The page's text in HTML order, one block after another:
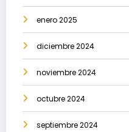
enero 2025
diciembre 2024
noviembre 2024
octubre 2024
septiembre 2024